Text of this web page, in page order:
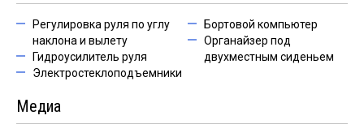
Регулировка руля по углу
наклона и вылету
Гидроусилитель руля
Электростеклоподъемники
Бортовой компьютер
Органайзер под
двухместным сиденьем
Медиа